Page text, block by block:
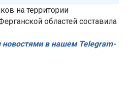
на территории
областей составила
в нашем Telegram-